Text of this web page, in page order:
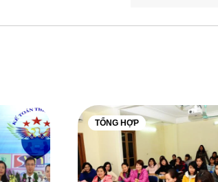
TỔNG HỢP